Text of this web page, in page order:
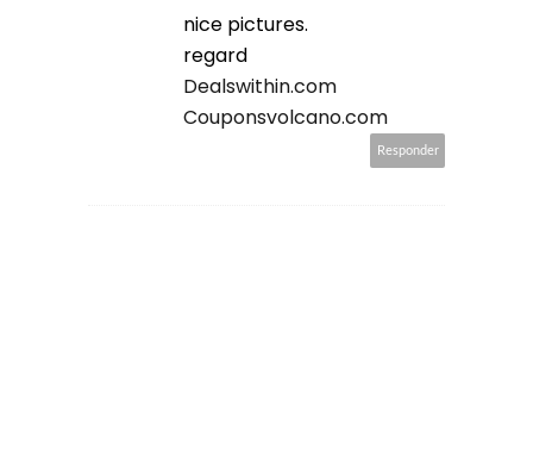
nice pictures.
regard
Dealswithin.com
Couponsvolcano.com
Responder